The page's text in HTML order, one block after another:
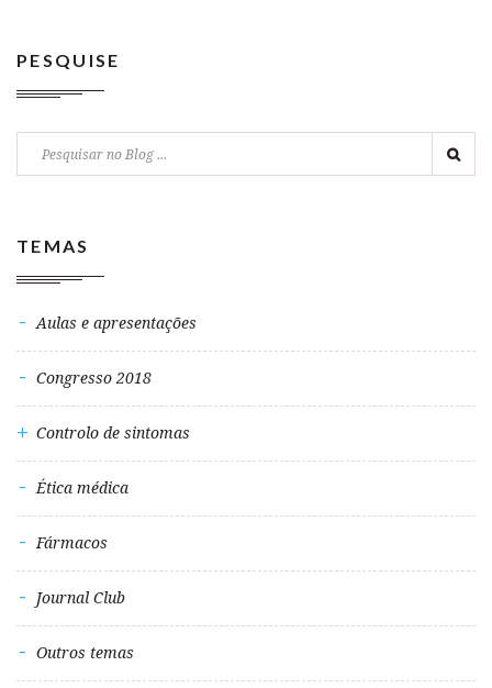
PESQUISE
TEMAS
Aulas e apresentações
Congresso 2018
Controlo de sintomas
Ética médica
Fármacos
Journal Club
Outros temas